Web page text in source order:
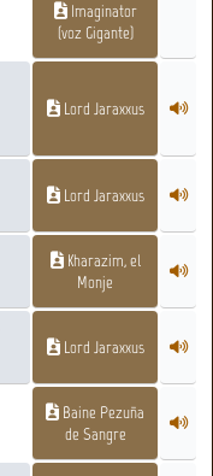
Imaginator
(voz Gigante)
Lord Jaraxxus
Lord Jaraxxus
Kharazim, el
Monje
Lord Jaraxxus
Baine Pezuña
de Sangre